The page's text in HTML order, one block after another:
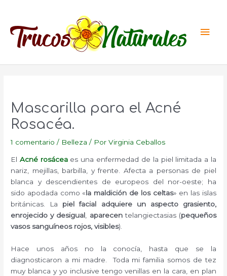
contenido
Mascarilla para el Acné
Rosacéa.
1 comentario / Belleza / PorVirginia Ceballos
El Acné rosácea es una enfermedad de la piel limitada a la
nariz, mejillas, barbilla, y frente. Afecta a personas de piel
blanca y descendientes de europeos del nor-oeste; ha
sido apodada como «la maldición de los celtas» en las islas
británicas. La piel facial adquiere un aspecto grasiento,
enrojecido y desigual, aparecentelangiectasias (pequeños
vasos sanguíneos rojos, visibles).
Hace unos años no la conocía, hasta que se la
diagnosticaron a mi madre. Toda mi familia somos de tez
muy blanca y yo inclusive tengo venillas en la cara, en plan